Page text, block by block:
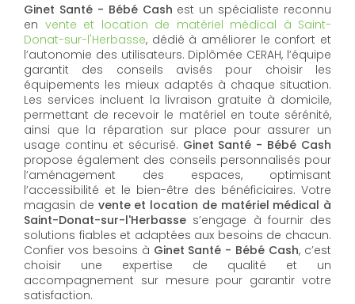
Ginet Santé - Bébé Cash est un spécialiste reconnu
en vente et location de matériel médical à Saint-
Donat-sur-l'Herbasse, dédié à améliorer le confort et
l’autonomie des utilisateurs. Diplômée CERAH, l’équipe
garantit des conseils avisés pour choisir les
équipements les mieux adaptés à chaque situation.
Les services incluent la livraison gratuite à domicile,
permettant de recevoir le matériel en toute sérénité,
ainsi que la réparation sur place pour assurer un
usage continu et sécurisé. Ginet Santé - Bébé Cash
propose également des conseils personnalisés pour
l’aménagement des espaces, optimisant
l’accessibilité et le bien-être des bénéficiaires. Votre
magasin de vente et location de matériel médical à
Saint-Donat-sur-l'Herbasse s’engage à fournir des
solutions fiables et adaptées aux besoins de chacun.
Confier vos besoins à Ginet Santé - Bébé Cash, c’est
choisir une expertise de qualité et un
accompagnement sur mesure pour garantir votre
satisfaction.